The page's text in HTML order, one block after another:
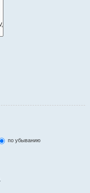
по убыванию